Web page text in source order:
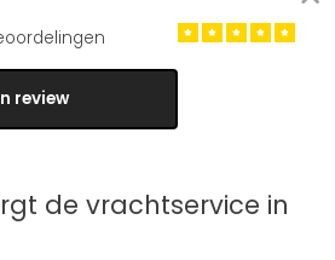
review
de vrachtservice in